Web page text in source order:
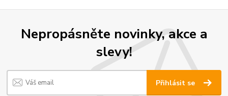
Nepropásněte novinky, akce a
slevy!
Přihlásit se